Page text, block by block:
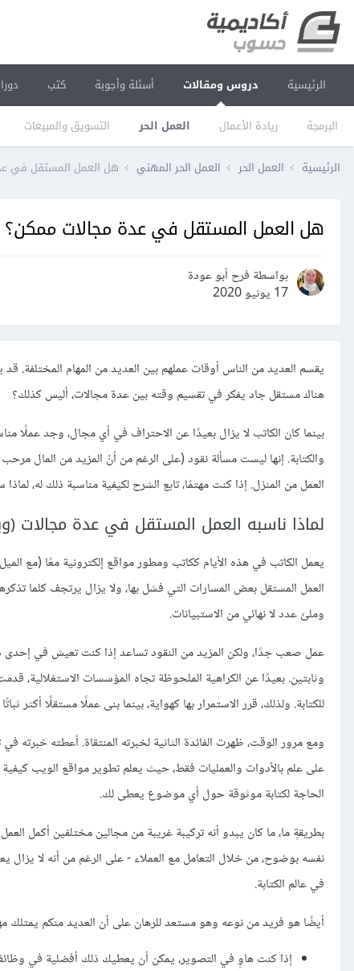
الرئيسية دروس ومقالات
البرمجة ريادة الأعمال العمل الحر التسويق والمبيعات
أسئلة وأجوبة كتب
الرئيسية العمل الحر العمل الحر المهني هل العمل المستقل في
هل العمل المستقل في عدة مجالات ممكن؟
بواسطة فرح أبو عودة
17 يونيو 2020
يقسم العديد من الناس أوقات عملهم بين العديد من المهام المختلفة.
هناك مستقل جاد يفكر في تقسيم وقته بين عدة مجالات، أليس كذلك؟
بينما كان الكاتب لا يزال بعيدًا عن الاحتراف في أي مجال، وجد عملًا
والكتابة. إنها ليست مسألة نقود (على الرغم من أنّ المزيد من المال
العمل من المنزل. إذا كنت مهتمًا، تابع الشرح لكيفية مناسبة ذلك له،
لماذا ناسبه العمل المستقل في عدة مجالات
العمل المستقل بعض المسارات التي فشل بها، ولا يزال يرتجف كلما
وملئ عدد لا نهائي من الاستبيانات.
عمل صعب جدًا، ولكن المزيد من النقود تساعد إذا كنت تعيش في إحدى
وثابتين. بعيدًا عن الكراهية الملحوظة تجاه المؤسسات
للكتابة. ولذلك، قرر الاستمرار بها كهواية، بينما بنى عملًا مستقلًا أكثر
ومع مرور الوقت، ظهرت الفائدة الثانية لخبرته المنتقاة. أعطته خبرته في
الحاجة لكتابة موثوقة حول أي موضوع يعطى لك.
بطريقةٍ ما، ما كان يبدو أنه تركيبة غريبة من مجالين مختلفين أكمل
نفسه بوضوح، من خلال التعامل مع العملاء - على الرغم من أنه لا يزال
في عالم الكتابة.
أيضًا هو فريد من نوعه وهو مستعد للرهان على أن العديد منكم يمتلك
إذا كنت هاوٍ في التصوير، يمكن أن يعطيك ذلك أفضلية في